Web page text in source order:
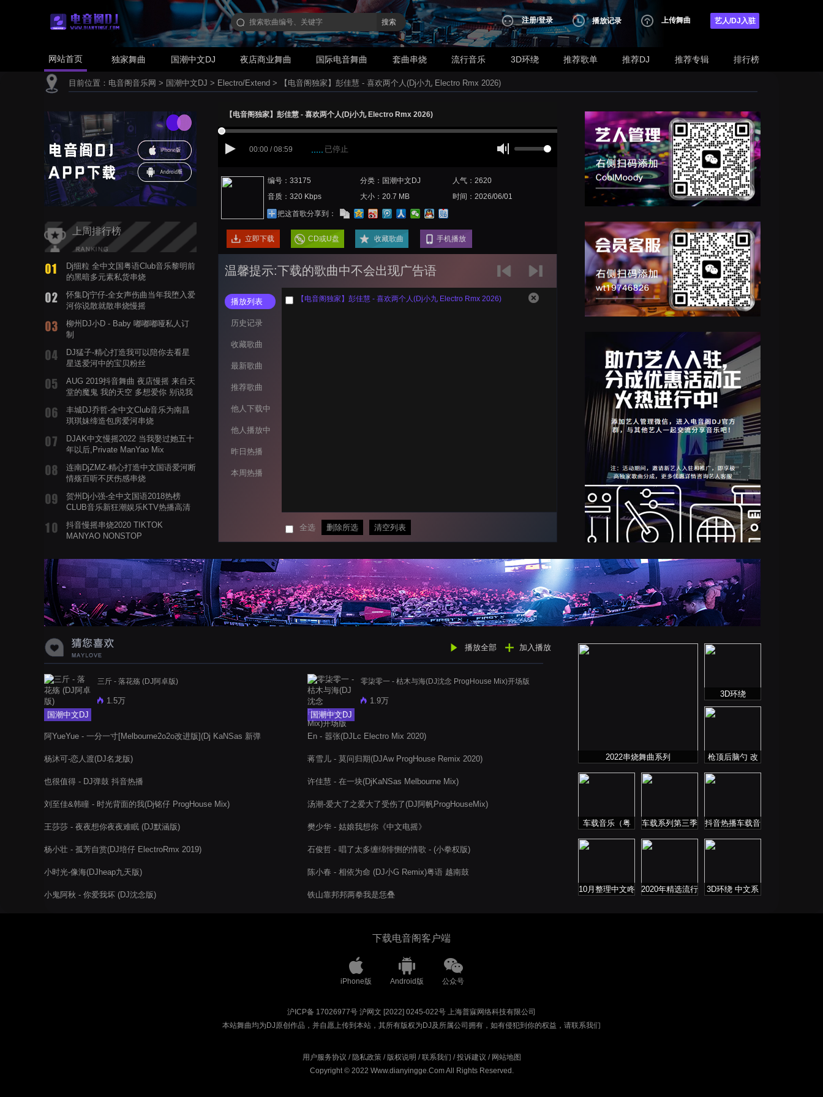
搜索 注册/登录 播放记录 上传舞曲 艺人/DJ入驻
网站首页 独家舞曲 国潮中文DJ 夜店商业舞曲 国际电音舞曲 套曲串烧 流行音乐 3D环绕 推荐歌单 推荐DJ 推荐专辑 排行榜
目前位置： 电音阁音乐网 > 国潮中文DJ > Electro/Extend > 【电音阁独家】彭佳慧 - 喜欢两个人(Dj小九 Electro Rmx 2026)
上周排行榜
Dj细粒 全中文国粤语Club音乐黎明前
的黑暗多元素私货串烧
怀集Dj宁仔-全女声伤曲当年我堕入爱
河你说散就散串烧慢摇
柳州DJ小D - Baby 嘟嘟嘟哑私人订
制
DJ猛子-精心打造我可以陪你去看星
星送爱河中的宝贝粉丝
AUG 2019抖音舞曲 夜店慢摇 来自天
堂的魔鬼 我的天空 多想爱你 别说我
丰城DJ乔哲-全中文Club音乐为南昌
琪琪妹缔造包房爱河串烧
DJAK中文慢摇2022 当我娶过她五十
年以后,Private ManYao Mix
连南DjZMZ-精心打造中文国语爱河断
情殇百听不厌伤感串烧
贺州Dj小强-全中文国语2018热榜
CLUB音乐新狂潮娱乐KTV热播高清
抖音慢摇串烧2020 TIKTOK
MANYAO NONSTOP
蝉爸爸妈妈爱存在夏天的风是想你的
声音啊
【电音阁独家】彭佳慧 - 喜欢两个人(Dj小九 Electro Rmx 2026)
00:00 / 08:59 已停止
编号：33175 分类：国潮中文DJ
人气：2620
音质：320 Kbps
大小：20.7 MB
时间：2026/06/01
把这首歌分享到：
立即下载 CD或U盘 收藏歌曲 手机播放
温馨提示:下载的歌曲中不会出现广告语
播放列表
历史记录
收藏歌曲
最新歌曲
推荐歌曲
他人下载中
他人播放中
昨日热播
本周热播
【电音阁独家】彭佳慧 - 喜欢两个人(Dj小九 Electro Rmx 2026)
全选 删除所选 清空列表
播放全部 加入播放
国潮中文DJ
三斤 - 落花殇 (DJ阿卓版)
1.5万
阿YueYue - 一分一寸[Melbourne2o2o改进版](Dj KaNSas 新弹
杨沐可-恋人渡(DJ名龙版)
也很值得 - DJ弹鼓 抖音热播
刘至佳&韩瞳 - 时光背面的我(Dj铭仔 ProgHouse Mix)
王莎莎 - 夜夜想你夜夜难眠 (DJ默涵版)
杨小壮 - 孤芳自赏(DJ培仔 ElectroRmx 2019)
小时光-像海(DJheap九天版)
小鬼阿秋 - 你爱我坏 (DJ沈念版)
国潮中文DJ
零柒零一 - 枯木与海(DJ沈念 ProgHouse Mix)开场版
1.9万
En - 嚣张(DJLc Electro Mix 2020)
蒋雪儿 - 莫问归期(DJAw ProgHouse Remix 2020)
许佳慧 - 在一块(DjKaNSas Melbourne Mix)
汤潮-爱大了之爱大了受伤了(DJ阿帆ProgHouseMix)
樊少华 - 姑娘我想你《中文电摇》
石俊哲 - 唱了太多缠绵悱恻的情歌 - (小拳权版)
陈小春 - 相依为命 (DJ小G Remix)粤语 越南鼓
铁山靠邦邦两拳我是恁叠
2022串烧舞曲系列
3D环绕
枪顶后脑勺 改
车载音乐（粤
车载系列第三季
抖音热播车载音
10月整理中文咚
2020年精选流行
3D环绕 中文系
下载电音阁客户端
iPhone版 Android版 公众号
沪ICP备 17026977号 沪网文 [2022] 0245-022号 上海普寐网络科技有限公司
本站舞曲均为DJ原创作品，并自愿上传到本站，其所有版权为DJ及所属公司拥有，如有侵犯到你的权益，请联系我们
用户服务协议 / 隐私政策/ 版权说明 /联系我们 /投诉建议 / 网站地图
Copyright © 2022 Www.dianyingge.Com All Rights Reserved.